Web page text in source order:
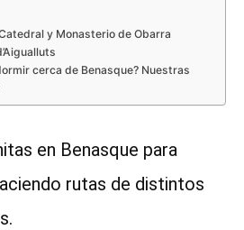
y Monasterio de Obarra
cerca de Benasque? Nuestras
en Benasque para
rutas de distintos